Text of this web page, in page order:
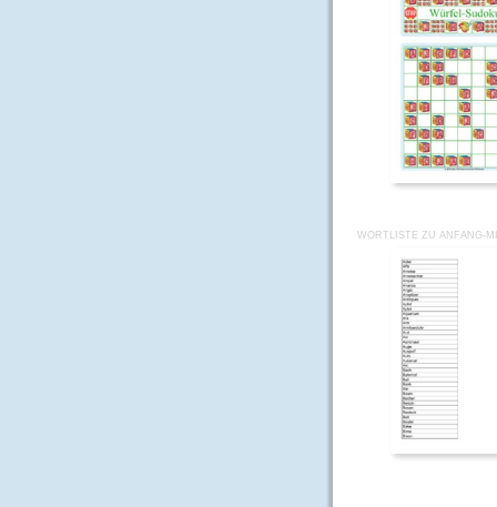
WORTLISTE ZU ANFANG-